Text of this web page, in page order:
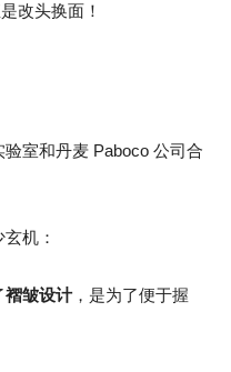
改头换面！
室和丹麦 Paboco 公司合
机：
褶皱设计，是为了便于握